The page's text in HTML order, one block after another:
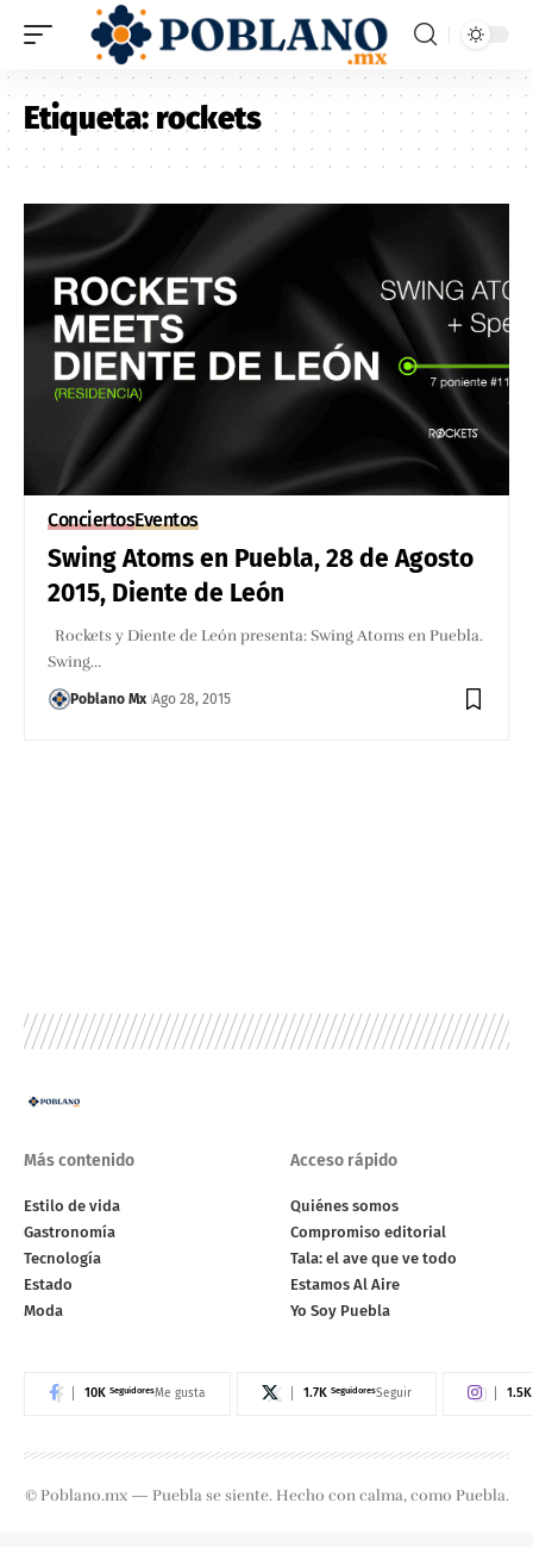
Etiqueta:rockets
ConciertosEventos
Swing Atoms en Puebla, 28 de Agosto
2015, Diente de León
Rockets y Diente de León presenta: Swing Atoms en Puebla.
Swing…
Poblano Mx Ago 28, 2015
Más contenido
Estilo de vida
Gastronomía
Tecnología
Estado
Moda
Acceso rápido
Quiénes somos
Compromiso editorial
Tala: el ave que ve todo
Estamos Al Aire
Yo Soy Puebla
10K SeguidoresMe gusta 1.7K SeguidoresSeguir 1.5K
© Poblano.mx — Puebla se siente. Hecho con calma, como Puebla.